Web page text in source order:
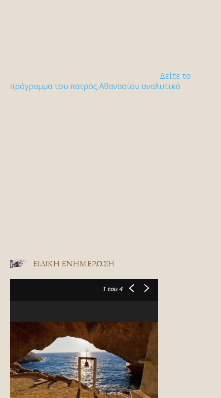
Δείτε το
πρόγραμμα του πατρός Αθανασίου αναλυτικά
ΕΙΔΙΚΉ ΕΝΗΜΈΡΩΣΗ
1 του 4